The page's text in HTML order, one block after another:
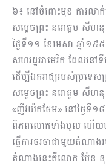
៦៖ នៅចំពោះមុខ ការលា
សម្ដេចព្រះ នរោត្តម សី
ថ្ងៃទី១១ ខែមេសា ឆ្នាំ១
សហរដ្ឋអាមេរិក ដែលនៅទី
ដើម្បីឯករាជ្យរបស់ប្រទេ
សម្ដេចព្រះ នរោត្តម សី
«ញីវយ៉កថែម» នៅថ្ងៃទី១៨
ពិភពលោកទាំងមូល ហើយប
ធ្វើការចរចាជាមួយតំណា
តំណាងនេះគឺលោក ប៉ែន